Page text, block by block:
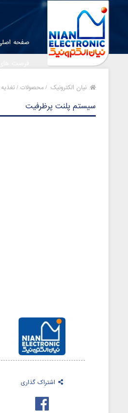
صفحه
نیان الکترونیک / محصولات /
سیستم‌ پلنت پرظرفیت
اشتراک گذاری